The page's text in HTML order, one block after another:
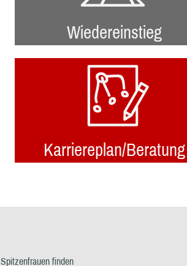
Wiedereinstieg
Karriereplan/Beratung
Spitzenfrauen finden